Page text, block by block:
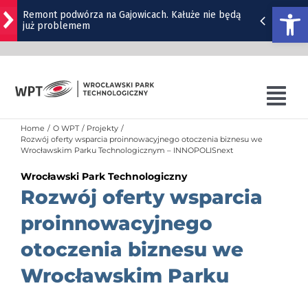
Remont podwórza na Gajowicach. Kałuże nie będą
już problemem
Policyjny śmigłowiec nad Wrocławiem. To tylko
ćwiczenia
Zmiana organizacji ruchu na rondzie przy
Granicznej
O WPT
SZKOLENIA
SIB
WRO4DIGITAL
Home O WPT
Projekty
Rozwój oferty wsparcia proinnowacyjnego otoczenia biznesu we
Wrocławskim Parku Technologicznym – INNOPOLISnext
Wrocławski Park Technologiczny
Rozwój oferty wsparcia
proinnowacyjnego
otoczenia biznesu we
Wrocławskim Parku